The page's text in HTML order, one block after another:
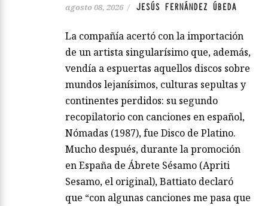
agosto 08, 2026 / JESÚS FERNÁNDEZ ÚBEDA
La compañía acertó con la importación
de un artista singularísimo que, además,
vendía a espuertas aquellos discos sobre
mundos lejanísimos, culturas sepultas y
continentes perdidos: su segundo
recopilatorio con canciones en español,
Nómadas (1987), fue Disco de Platino.
Mucho después, durante la promoción
en España de Ábrete Sésamo (Apriti
Sesamo, el original), Battiato declaró
que “con algunas canciones me pasa que